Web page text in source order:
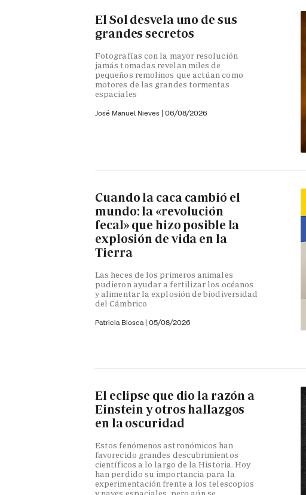
El Sol desvela uno de sus
grandes secretos
Fotografías con la mayor resolución
jamás tomadas revelan miles de
pequeños remolinos que actúan como
motores de las grandes tormentas
espaciales
José Manuel Nieves | 06/08/2026
Cuando la caca cambió el
mundo: la «revolución
fecal» que hizo posible la
explosión de vida en la
Tierra
Las heces de los primeros animales
pudieron ayudar a fertilizar los océanos
y alimentar la explosión de biodiversidad
del Cámbrico
Patricia Biosca | 05/08/2026
El eclipse que dio la razón a
Einstein y otros hallazgos
en la oscuridad
Estos fenómenos astronómicos han
favorecido grandes descubrimientos
científicos a lo largo de la Historia. Hoy
han perdido su importancia para la
experimentación frente a los telescopios